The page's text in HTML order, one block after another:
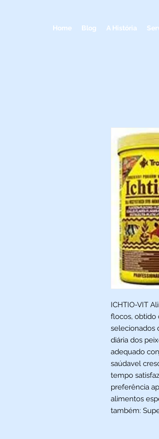
Home Blog A História
ICHTIO-VIT
flocos, obtido
selecionados
diária dos
adequado
saúdavel
tempo
preferência
alimentos
também: